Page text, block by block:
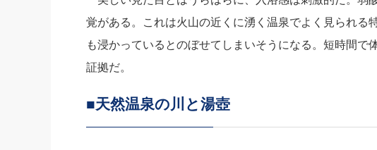
覚がある。これは火山の近くに湧く温泉でよく見られる
も浸かっているとのぼせてしまいそうになる。短時間で
証拠だ。
■天然温泉の川と湯壺